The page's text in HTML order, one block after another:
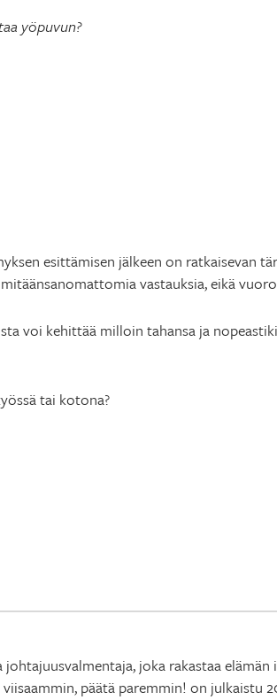
yöpuvun?
esittämisen jälkeen on ratkaisevan
vastauksia, eikä
voi kehittää milloin tahansa ja
tai kotona?
joka rakastaa
päätä paremmin! on julkaistu